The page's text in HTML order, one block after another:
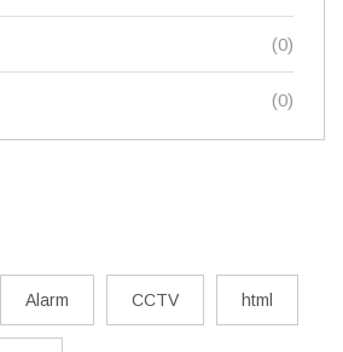
(0)
(0)
Alarm CCTV html